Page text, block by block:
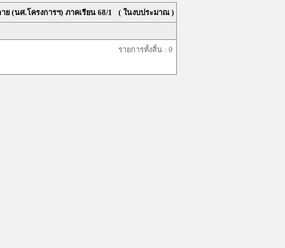
(นศ.โครงการฯ) ภาคเรียน 68/1 ( ในงบประมาณ )
รายการทั้งสิ้น : 0